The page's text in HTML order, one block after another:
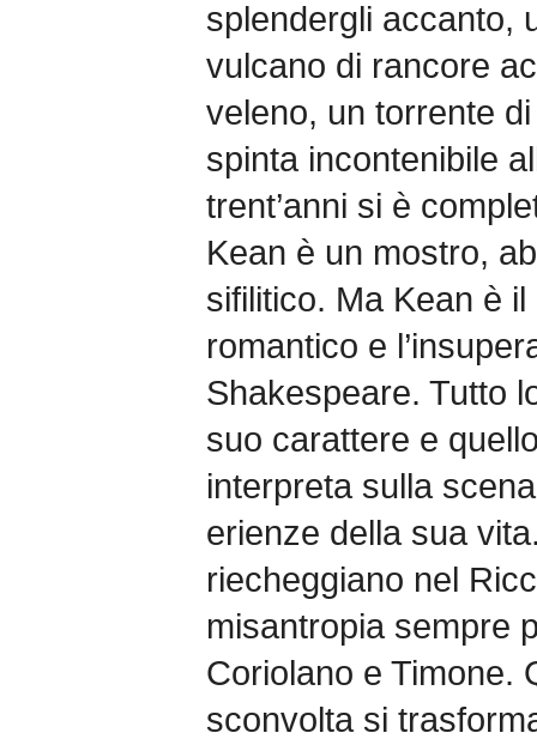
splendergli accanto,
vulcano di rancore
veleno, un torrente
spinta incontenibile
trent’anni si è
Kean è un mostro,
sifilitico. Ma Kean è
romantico e
Shakespeare. Tutto
suo carattere e
interpreta sulla
erienze della sua
riecheggiano nel
misantropia sempre
Coriolano e Timone.
sconvolta si